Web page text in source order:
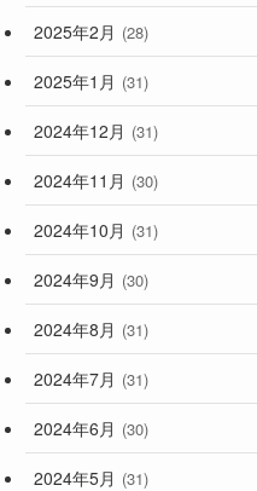
2025年2月 (28)
2025年1月 (31)
2024年12月 (31)
2024年11月 (30)
2024年10月 (31)
2024年9月 (30)
2024年8月 (31)
2024年7月 (31)
2024年6月 (30)
2024年5月 (31)